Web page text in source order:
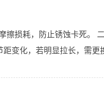
擦损耗，防止锈蚀卡死。
变化，若明显拉长，需